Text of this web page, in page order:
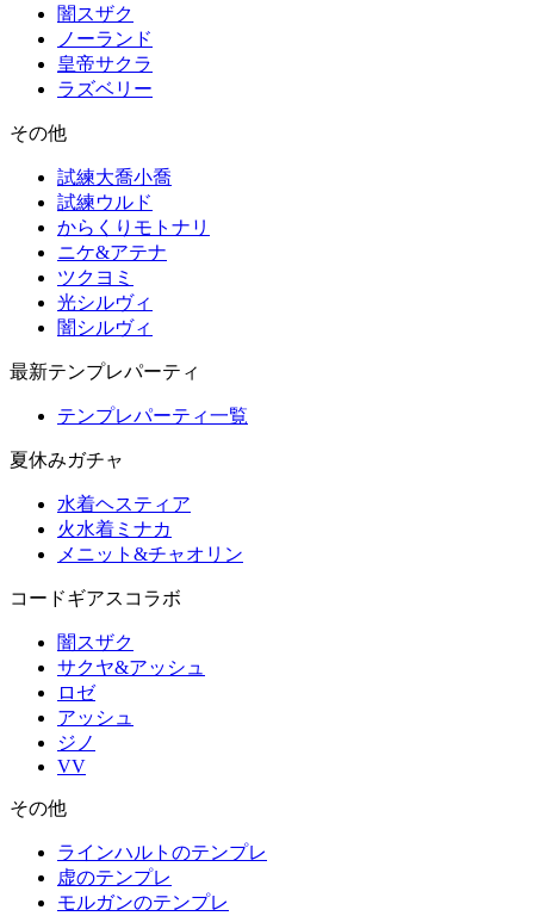
闇スザク
ノーランド
皇帝サクラ
ラズベリー
その他
試練大喬小喬
試練ウルド
からくりモトナリ
ニケ&アテナ
ツクヨミ
光シルヴィ
闇シルヴィ
最新テンプレパーティ
テンプレパーティ一覧
夏休みガチャ
水着ヘスティア
火水着ミナカ
メニット&チャオリン
コードギアスコラボ
闇スザク
サクヤ&アッシュ
ロゼ
アッシュ
ジノ
VV
その他
ラインハルトのテンプレ
虚のテンプレ
モルガンのテンプレ